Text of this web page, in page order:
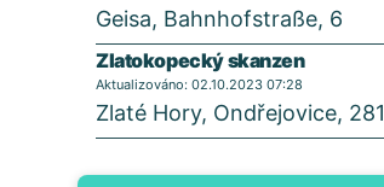
Geisa, Bahnhofstraße, 6
Zlatokopecký skanzen
Aktualizováno: 02.10.2023 07:28
Zlaté Hory, Ondřejovice, 281